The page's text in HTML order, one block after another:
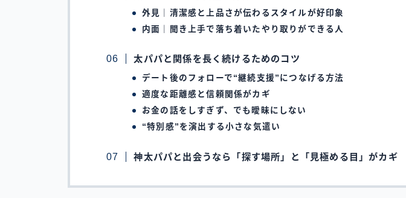
外見｜清潔感と上品さが伝わるスタイルが好印象
内面｜聞き上手で落ち着いたやり取りができる人
太パパと関係を長く続けるためのコツ
デート後のフォローで“継続支援”につなげる方法
適度な距離感と信頼関係がカギ
お金の話をしすぎず、でも曖昧にしない
“特別感”を演出する小さな気遣い
神太パパと出会うなら「探す場所」と「見極める目」がカギ